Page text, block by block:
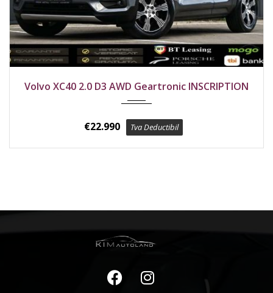
Volvo XC40 2.0 D3 AWD Geartronic INSCRIPTION
€22.990 Tva Deductibil